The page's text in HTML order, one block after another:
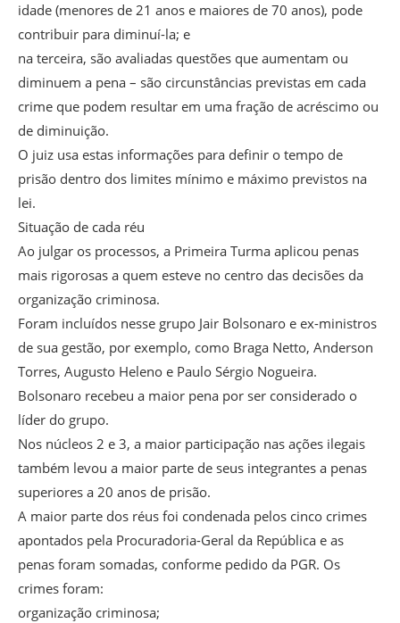
idade (menores de 21 anos e maiores de 70 anos), pode
contribuir para diminuí-la; e
na terceira, são avaliadas questões que aumentam ou
diminuem a pena – são circunstâncias previstas em cada
crime que podem resultar em uma fração de acréscimo ou
de diminuição.
O juiz usa estas informações para definir o tempo de
prisão dentro dos limites mínimo e máximo previstos na
lei.
Situação de cada réu
Ao julgar os processos, a Primeira Turma aplicou penas
mais rigorosas a quem esteve no centro das decisões da
organização criminosa.
Foram incluídos nesse grupo Jair Bolsonaro e ex-ministros
de sua gestão, por exemplo, como Braga Netto, Anderson
Torres, Augusto Heleno e Paulo Sérgio Nogueira.
Bolsonaro recebeu a maior pena por ser considerado o
líder do grupo.
Nos núcleos 2 e 3, a maior participação nas ações ilegais
também levou a maior parte de seus integrantes a penas
superiores a 20 anos de prisão.
A maior parte dos réus foi condenada pelos cinco crimes
apontados pela Procuradoria-Geral da República e as
penas foram somadas, conforme pedido da PGR. Os
crimes foram:
organização criminosa;